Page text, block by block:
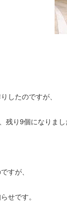
したのですが、
残り9個になりまし
すが、
せです。